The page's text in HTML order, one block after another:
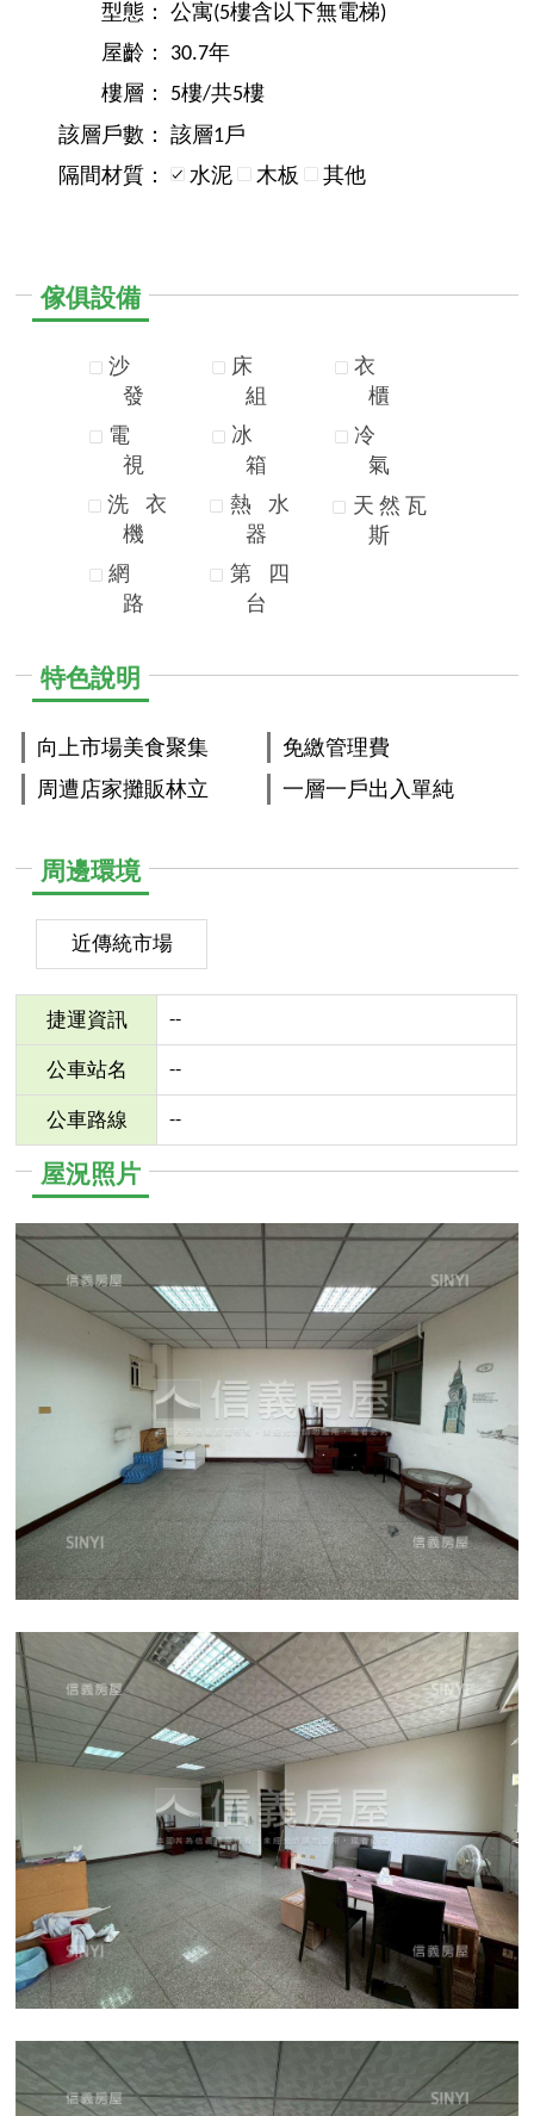
型態：
公寓(5樓含以下無電梯)
屋齡：
30.7年
樓層：
5樓/共5樓
該層戶數：
該層1戶
隔間材質：
水泥 木板 其他
傢俱設備
沙
發
電
視
洗
衣
機
網
路
床
組
冰
箱
熱
水
器
第
四
台
衣
櫃
冷
氣
天 然 瓦
斯
特色說明
向上市場美食聚集
周遭店家攤販林立
免繳管理費
一層一戶出入單純
周邊環境
近傳統市場
捷運資訊 --
公車站名 --
公車路線 --
屋況照片